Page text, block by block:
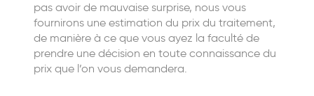
pas avoir de mauvaise surprise, nous vous
fournirons une estimation du prix du traitement,
de manière à ce que vous ayez la faculté de
prendre une décision en toute connaissance du
prix que l’on vous demandera.